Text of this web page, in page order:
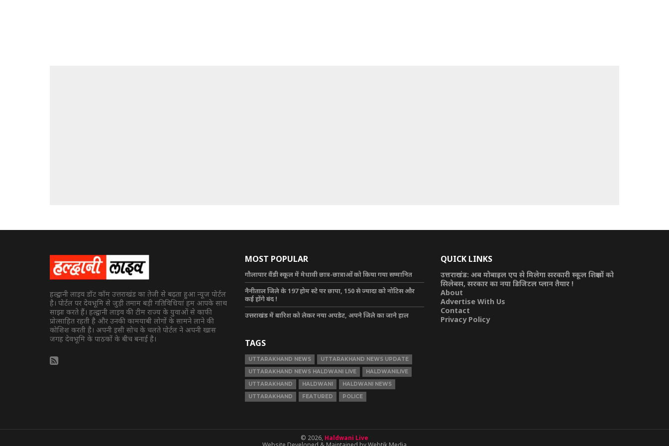
हल्द्वानी लाइव डॉट कॉम उत्तराखंड का तेजी से बढ़ता हुआ न्यूज पोर्टल
है। पोर्टल पर देवभूमि से जुड़ी तमाम बड़ी गतिविधियां हम आपके साथ
साझा करते हैं। हल्द्वानी लाइव की टीम राज्य के युवाओं से काफी
प्रोत्साहित रहती है और उनकी कामयाबी लोगों के सामने लाने की
कोशिश करती है। अपनी इसी सोच के चलते पोर्टल ने अपनी खास
जगह देवभूमि के पाठकों के बीच बनाई है।
MOST POPULAR
गौलापार वैंडी स्कूल में मेधावी छात्र-छात्राओं को किया गया सम्मानित
नैनीताल जिले के 197 होम स्टे पर छापा, 150 से ज्यादा को नोटिस और
कई होंगे बंद !
उत्तराखंड में बारिश को लेकर नया अपडेट, अपने जिले का जाने हाल
QUICK LINKS
उत्तराखंड: अब मोबाइल एप से मिलेगा सरकारी स्कूल शिक्षकों को
सिलेबस, सरकार का नया डिजिटल प्लान तैयार !
About
Advertise With Us
Contact
Privacy Policy
TAGS
UTTARAKHAND NEWS
UTTARAKHAND NEWS UPDATE
UTTARAKHAND NEWS HALDWANI LIVE
HALDWANILIVE
UTTARAKHAND
HALDWANI
HALDWANI NEWS
UTTARAKHAND
FEATURED POLICE
© 2026, Haldwani Live